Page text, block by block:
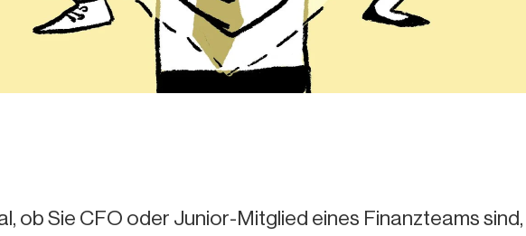
ob Sie CFO oder Junior-Mitglied eines Finanzteams